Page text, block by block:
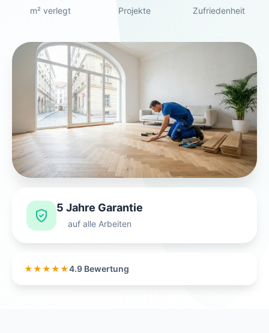
m² verlegt Projekte Zufriedenheit
5 Jahre Garantie
auf alle Arbeiten
★★★★★4.9 Bewertung